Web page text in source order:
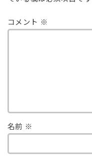
コメント ※
名前 ※